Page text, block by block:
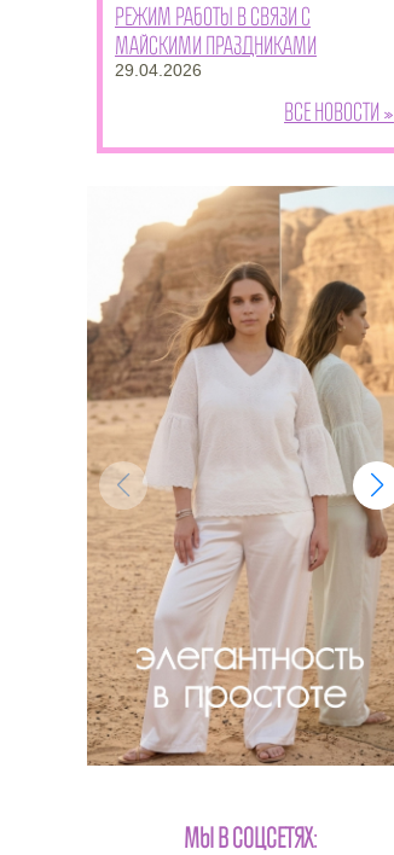
Режим работы в связи с
майскими праздниками
29.04.2026
Все новости »
МЫ В СОЦСЕТЯХ: